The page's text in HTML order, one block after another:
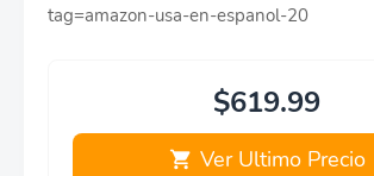
tag=amazon-usa-en-espanol-20
$619.99
Ver Ultimo Precio